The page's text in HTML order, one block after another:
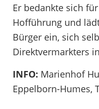
Er bedankte sich
Hofführung und
Bürger ein, sich
Direktvermarkters
INFO: Marienhof
Eppelborn-Humes,